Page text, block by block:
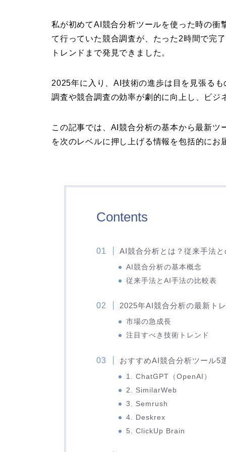
私が初めてAI競合分析ツールを使った時の
て行っていた競合調査が、たった2時間で完
トレンドまで発見できました。
2025年に入り、AI技術の進歩は目を見張る
調査や競合調査の効率が劇的に向上し、ビ
この記事では、AI競合分析の基本から最新
を次のレベルに押し上げる情報を包括的にお
Contents
AI競合分析とは？従来手法
AI競合分析の基本概念
従来手法とAI手法の比較表
2025年AI競合分析の最新ト
市場の急成長
注目すべき技術トレンド
おすすめAI競合分析ツール5
1. ChatGPT（OpenAI）
2. SimilarWeb
3. Semrush
4. Deskrex
5. ClickUp Brain